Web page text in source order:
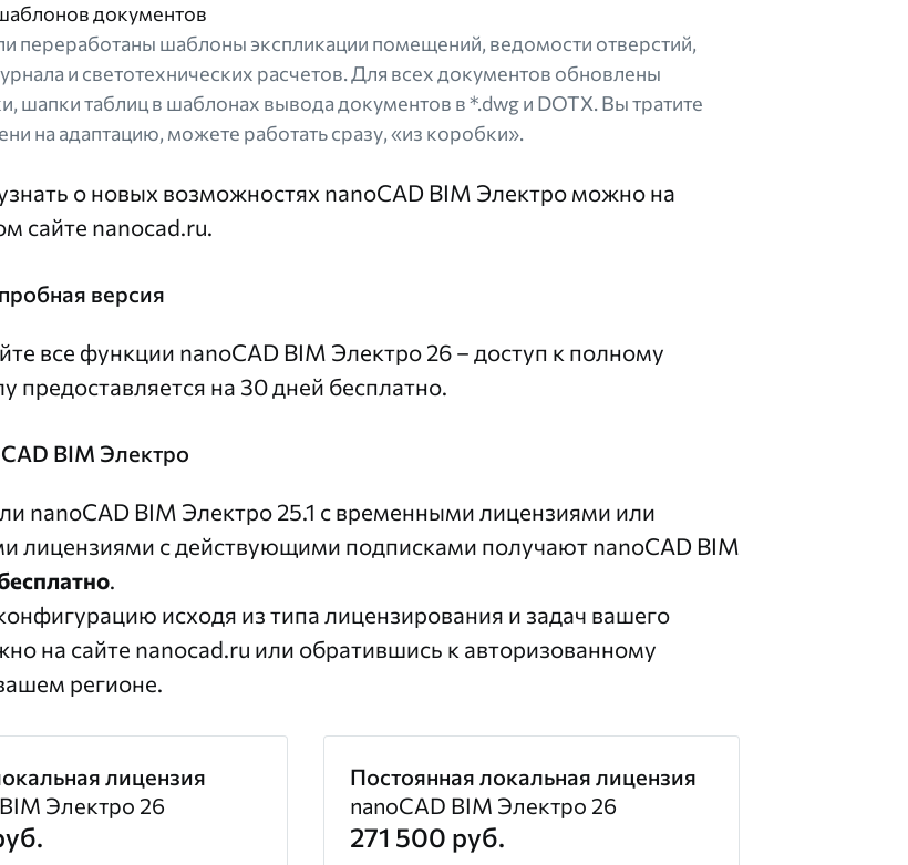
документов
переработаны шаблоны экспликации помещений, ведомости отверстий,
и светотехнических расчетов. Для всех документов обновлены
шапки таблиц в шаблонах вывода документов в *.dwg и DOTX. Вы тратите
на адаптацию, можете работать сразу, «из коробки».
о новых возможностях nanoCAD BIM Электро можно на
сайте nanocad.ru.
версия
все функции nanoCAD BIM Электро 26 – доступ к полному
предоставляется на 30 дней бесплатно.
BIM Электро
nanoCAD BIM Электро 25.1 с временными лицензиями или
лицензиями с действующими подписками получают nanoCAD BIM
.
исходя из типа лицензирования и задач вашего
на сайте nanocad.ru или обратившись к авторизованному
регионе.
лицензия
Электро 26
Постоянная локальная лицензия
nanoCAD BIM Электро 26
271 500 руб.